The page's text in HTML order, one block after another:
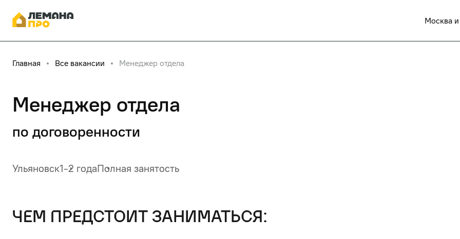
Москва
Главная Все вакансии Менеджер отдела
Менеджер отдела
по договоренности
Ульяновск1-2 годаПолная занятость
чем предстоит заниматься: